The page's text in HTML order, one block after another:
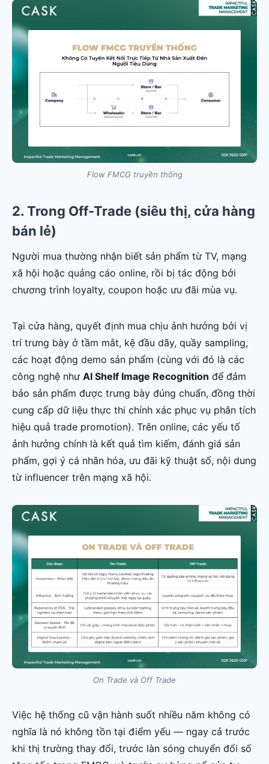
Flow FMCG truyền thống
2. Trong Off-Trade (siêu thị, cửa hàng
bán lẻ)
Người mua thường nhận biết sản phẩm từ TV, mạng
xã hội hoặc quảng cáo online, rồi bị tác động bởi
chương trình loyalty, coupon hoặc ưu đãi mùa vụ.
Tại cửa hàng, quyết định mua chịu ảnh hưởng bởi vị
trí trưng bày ở tầm mắt, kệ đầu dãy, quầy sampling,
các hoạt động demo sản phẩm (cùng với đó là các
công nghệ như AI Shelf Image Recognition để đảm
bảo sản phẩm được trưng bày đúng chuẩn, đồng thời
cung cấp dữ liệu thực thi chính xác phục vụ phân tích
hiệu quả trade promotion). Trên online, các yếu tố
ảnh hưởng chính là kết quả tìm kiếm, đánh giá sản
phẩm, gợi ý cá nhân hóa, ưu đãi kỹ thuật số, nội dung
từ influencer trên mạng xã hội.
On Trade và Off Trade
Việc hệ thống cũ vận hành suốt nhiều năm không có
nghĩa là nó không tồn tại điểm yếu — ngay cả trước
khi thị trường thay đổi, trước làn sóng chuyển đổi số